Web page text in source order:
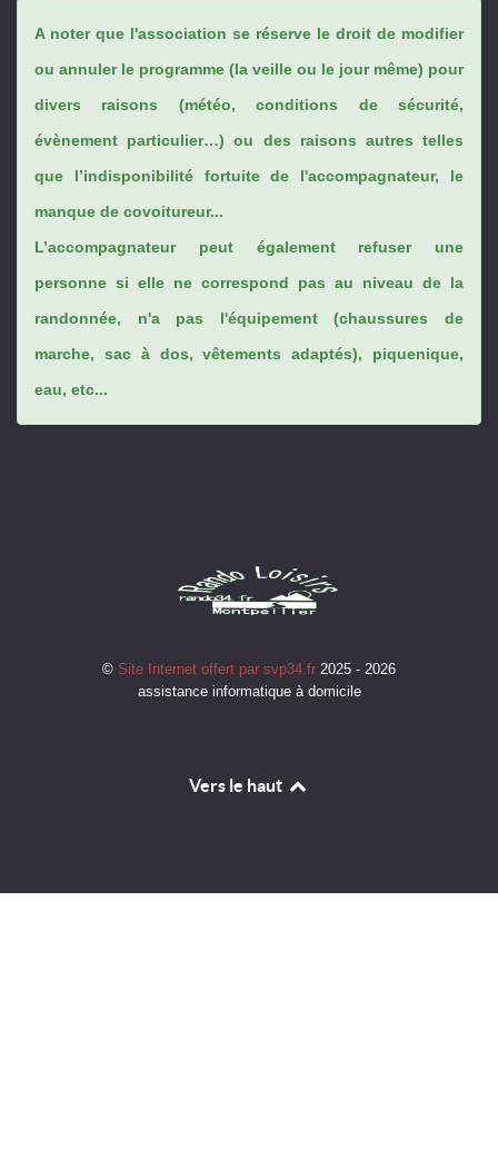
A noter que l'association se réserve le droit de modifier
ou annuler le programme (la veille ou le jour même) pour
divers raisons (météo, conditions de sécurité,
évènement particulier…) ou des raisons autres telles
que l’indisponibilité fortuite de l'accompagnateur, le
manque de covoitureur...
L’accompagnateur peut également refuser une
personne si elle ne correspond pas au niveau de la
randonnée, n'a pas l'équipement (chaussures de
marche, sac à dos, vêtements adaptés), piquenique,
eau, etc...
© Site Internet offert par svp34.fr 2025 - 2026
assistance informatique à domicile
Vers le haut